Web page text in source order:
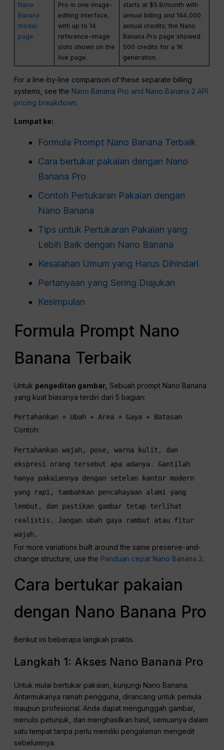
Nano
Banana
model
page
Pro in one image-
editing interface,
with up to 14
reference-image
slots shown on the
live page.
starts at $5.8/month with
annual billing and 144,000
annual credits; the Nano
Banana Pro page showed
500 credits for a 1K
generation.
For a line-by-line comparison of these separate billing
systems, see the Nano Banana Pro and Nano Banana 2 API
pricing breakdown.
Lompat ke:
Formula Prompt Nano Banana Terbaik
Cara bertukar pakaian dengan Nano
Banana Pro
Contoh Pertukaran Pakaian dengan
Nano Banana
Tips untuk Pertukaran Pakaian yang
Lebih Baik dengan Nano Banana
Kesalahan Umum yang Harus Dihindari
Pertanyaan yang Sering Diajukan
Kesimpulan
Formula Prompt Nano
Banana Terbaik
Untuk pengeditan gambar, Sebuah prompt Nano Banana
yang kuat biasanya terdiri dari 5 bagian:
Pertahankan + Ubah + Area + Gaya + Batasan
Contoh:
Pertahankan wajah, pose, warna kulit, dan
ekspresi orang tersebut apa adanya. Gantilah
hanya pakaiannya dengan setelan kantor modern
yang rapi, tambahkan pencahayaan alami yang
lembut, dan pastikan gambar tetap terlihat
realistis. Jangan ubah gaya rambut atau fitur
wajah.
For more variations built around the same preserve-and-
change structure, use the Panduan cepat Nano Banana 2.
Cara bertukar pakaian
dengan Nano Banana Pro
Berikut ini beberapa langkah praktis.
Langkah 1: Akses Nano Banana Pro
Untuk mulai bertukar pakaian, kunjungi Nano Banana.
Antarmukanya ramah pengguna, dirancang untuk pemula
maupun profesional. Anda dapat mengunggah gambar,
menulis petunjuk, dan menghasilkan hasil, semuanya dalam
satu tempat tanpa perlu memiliki pengalaman mengedit
sebelumnya.